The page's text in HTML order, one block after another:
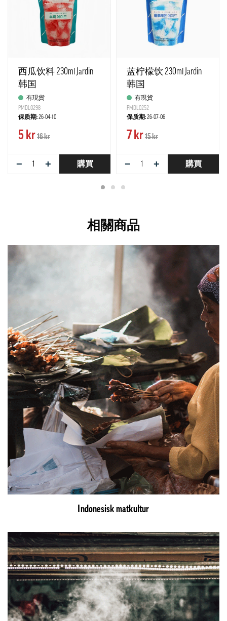
西瓜饮料 230ml Jardin
韩国
有現貨
PMDL0298
保质期:26-04-10
5 kr16 kr
− + 購買
蓝柠檬饮 230ml Jardin
韩国
有現貨
PMDL0252
保质期:26-07-06
7 kr15 kr
− + 購買
相關商品
Indonesisk matkultur